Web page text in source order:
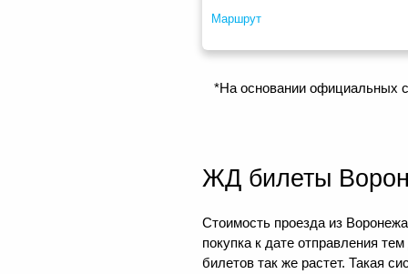
Маршрут
*На основании официальных
ЖД билеты
Стоимость проезда из
покупка к дате отправления
билетов так же растет. Такая